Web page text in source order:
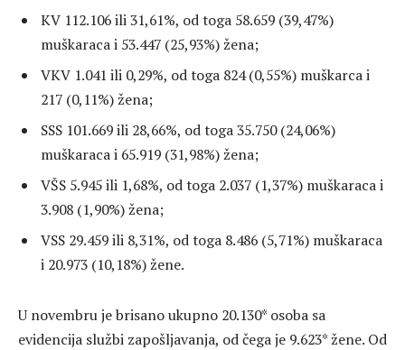
KV 112.106 ili 31,61%, od toga 58.659 (39,47%)
muškaraca i 53.447 (25,93%) žena;
VKV 1.041 ili 0,29%, od toga 824 (0,55%) muškarca i
217 (0,11%) žena;
SSS 101.669 ili 28,66%, od toga 35.750 (24,06%)
muškaraca i 65.919 (31,98%) žena;
VŠS 5.945 ili 1,68%, od toga 2.037 (1,37%) muškaraca i
3.908 (1,90%) žena;
VSS 29.459 ili 8,31%, od toga 8.486 (5,71%) muškaraca
i 20.973 (10,18%) žene.
U novembru je brisano ukupno 20.130* osoba sa
evidencija službi zapošljavanja, od čega je 9.623* žene. Od